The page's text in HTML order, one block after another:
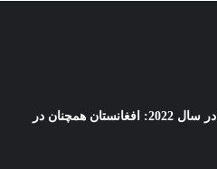
انتشار شاخص تروریسم جهانی در سال 2022: افغانستان همچنان در